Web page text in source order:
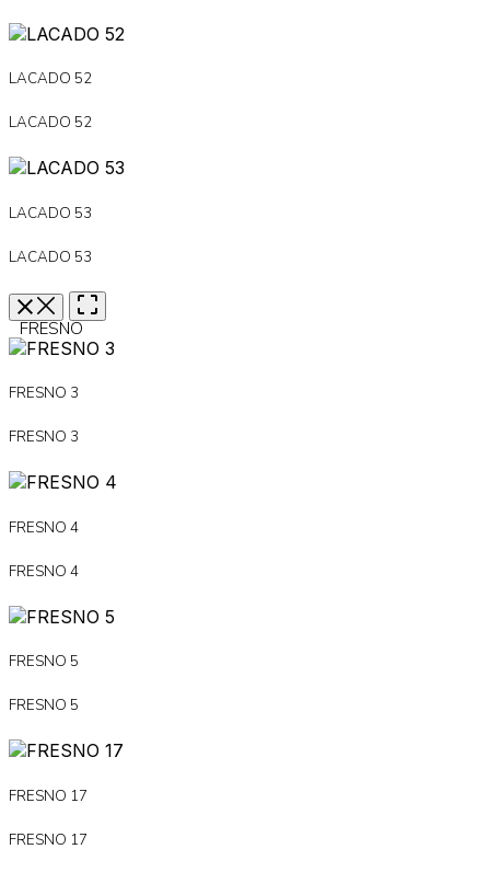
LACADO 52
LACADO 52
LACADO 53
LACADO 53
FRESNO
FRESNO 3
FRESNO 3
FRESNO 4
FRESNO 4
FRESNO 5
FRESNO 5
FRESNO 17
FRESNO 17